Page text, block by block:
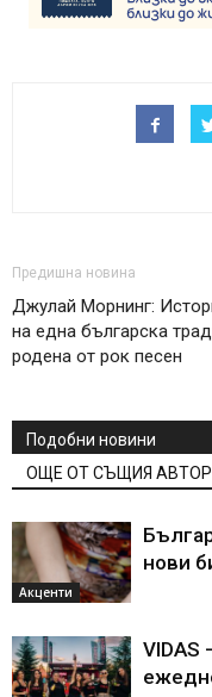
Предишна новина
Джулай Морнинг:
на една българска
родена от рок песен
Подобни новини
ОЩЕ ОТ СЪЩИЯ АВТОР
Акценти
нови
VIDAS